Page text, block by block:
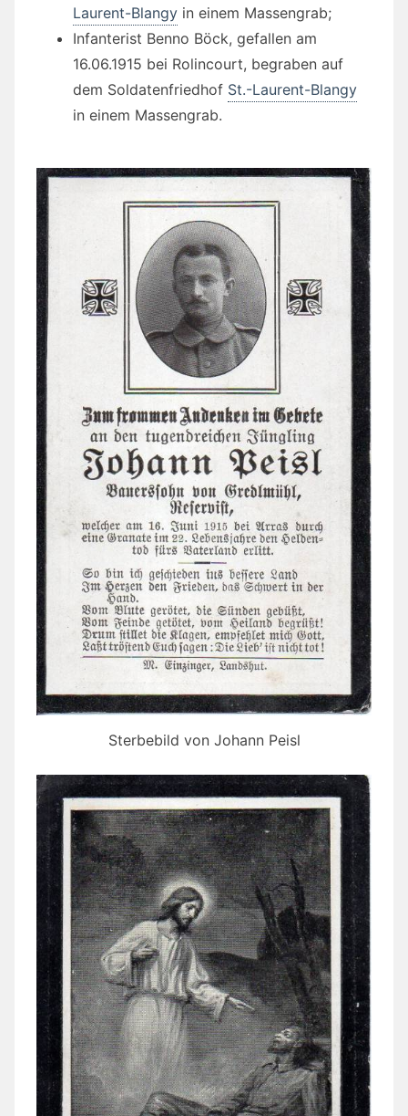
Laurent-Blangy in einem Massengrab;
Infanterist Benno Böck, gefallen am
16.06.1915 bei Rolincourt, begraben auf
dem Soldatenfriedhof St.-Laurent-Blangy
in einem Massengrab.
Sterbebild von Johann Peisl